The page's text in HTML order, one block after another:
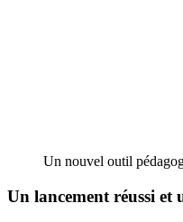
Un nouvel outil
Un lancement réussi